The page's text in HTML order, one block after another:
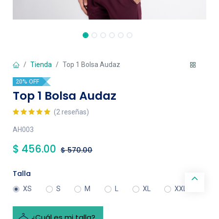
Tienda Top 1 Bolsa Audaz
20% OFF
Top 1 Bolsa Audaz
(2 reseñas)
AH003
$ 456.00 $570.00
Talla
XS S M XL XXL